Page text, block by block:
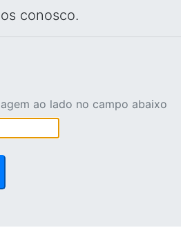
conosco.
ao lado no campo abaixo